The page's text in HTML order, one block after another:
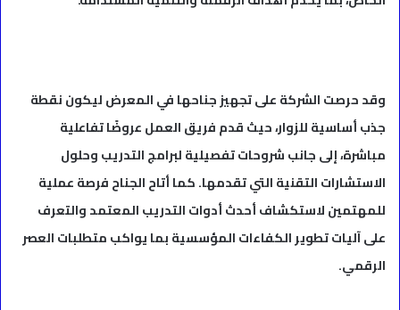
وقد حرصت الشركة على تجهيز جناحها في المعرض ليكون نقطة
جذب أساسية للزوار، حيث قدم فريق العمل عروضًا تفاعلية
مباشرة، إلى جانب شروحات تفصيلية لبرامج التدريب وحلول
الاستشارات التقنية التي تقدمها. كما أتاح الجناح فرصة عملية
للمهتمين لاستكشاف أحدث أدوات التدريب المعتمد والتعرف
على آليات تطوير الكفاءات المؤسسية بما يواكب متطلبات العصر
الرقمي.